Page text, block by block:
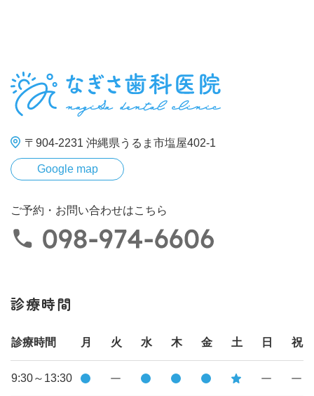
〒904-2231 沖縄県うるま市塩屋402-1
ご予約・お問い合わせはこちら
Google map
診療時間
診療時間 月 火 水 木 金 土 日 祝
9:30～13:30